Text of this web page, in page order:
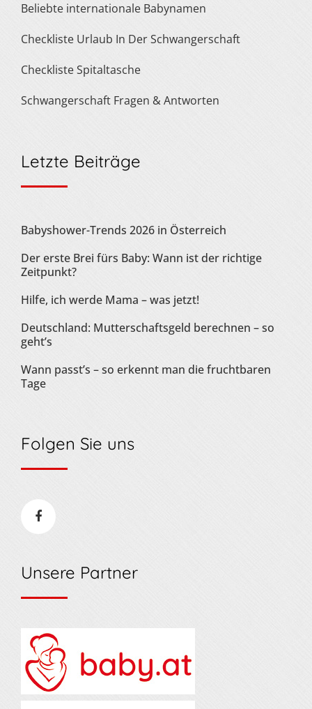
Beliebte internationale Babynamen
Checkliste Urlaub In Der Schwangerschaft
Checkliste Spitaltasche
Schwangerschaft Fragen & Antworten
Letzte Beiträge
Babyshower-Trends 2026 in Österreich
Der erste Brei fürs Baby: Wann ist der richtige
Zeitpunkt?
Hilfe, ich werde Mama – was jetzt!
Deutschland: Mutterschaftsgeld berechnen – so
geht’s
Wann passt’s – so erkennt man die fruchtbaren
Tage
Folgen Sie uns
Unsere Partner